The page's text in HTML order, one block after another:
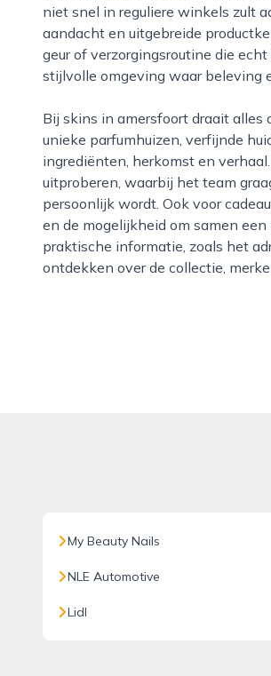
niet snel in reguliere winkels zult
aandacht en uitgebreide
geur of verzorgingsroutine die
stijlvolle omgeving waar beleving
Bij skins in amersfoort draait alles om vakmanschap, kwaliteit en beleving. Het aanbod bestaat uit
unieke parfumhuizen, verfijnde
ingrediënten, herkomst en
uitproberen, waarbij het team
persoonlijk wordt. Ook voor
en de mogelijkheid om samen
praktische informatie, zoals het
ontdekken over de collectie,
My Beauty Nails
NLE Automotive
Lidl